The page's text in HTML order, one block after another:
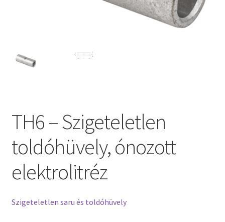
TH6 – Szigeteletlen
toldóhüvely, ónozott
elektrolitréz
Szigeteletlen saru és toldóhüvely